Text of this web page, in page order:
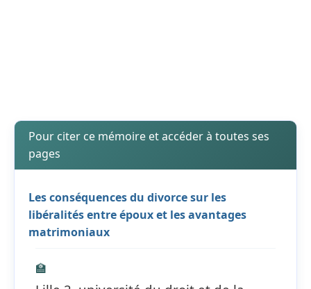
Pour citer ce mémoire et accéder à toutes ses
pages
Les conséquences du divorce sur les
libéralités entre époux et les avantages
matrimoniaux
🏫